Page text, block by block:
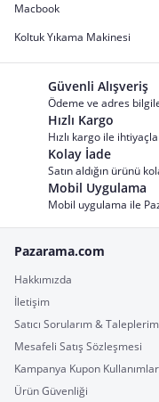
Macbook
Koltuk Yıkama Makinesi
Güvenli Alışveriş
Ödeme ve adres
Hızlı Kargo
Hızlı kargo ile
Kolay İade
Satın aldığın ürünü
Mobil Uygulama
Mobil uygulama ile
Pazarama.com
Hakkımızda
İletişim
Satıcı Sorularım & Taleplerim
Mesafeli Satış Sözleşmesi
Kampanya Kupon
Ürün Güvenliği